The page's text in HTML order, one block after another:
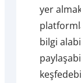
yer
bilgi